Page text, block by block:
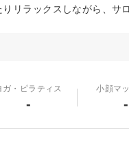
リラックスしながら、サ
ガ・ピラティス
-
小顔マ
-